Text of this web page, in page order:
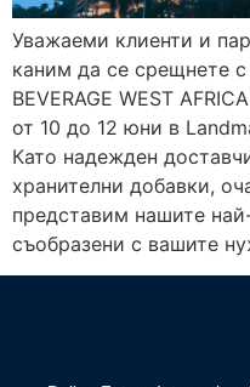
Уважаеми клиенти и
каним да се срещнете
BEVERAGE WEST
от 10 до 12 юни в
Като надежден
хранителни добавки,
представим нашите
съобразени с вашите